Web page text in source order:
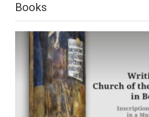
Books
a Multilingual and Multigraphic Perspective